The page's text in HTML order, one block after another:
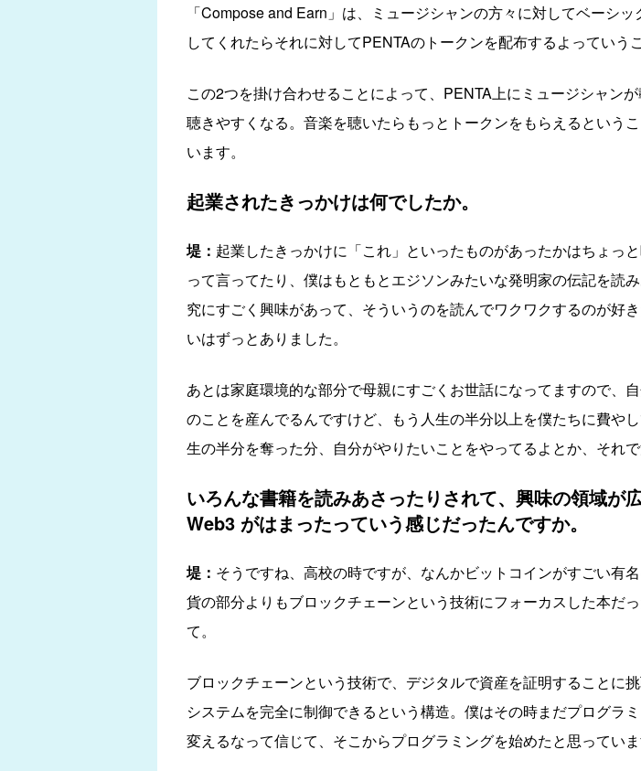
「Compose and Earn」は、ミュージシャンの方々に対してベーシ
してくれたらそれに対してPENTAのトークンを配布するよっていう
この2つを掛け合わせることによって、PENTA上にミュージシャン
聴きやすくなる。音楽を聴いたらもっとトークンをもらえるという
います。
起業されたきっかけは何でしたか。
堤： 起業したきっかけに「これ」といったものがあったかはちょっ
って言ってたり、僕はもともとエジソンみたいな発明家の伝記を読
究にすごく興味があって、そういうのを読んでワクワクするのが好
いはずっとありました。
あとは家庭環境的な部分で母親にすごくお世話になってますので、
のことを産んでるんですけど、もう人生の半分以上を僕たちに費や
生の半分を奪った分、自分がやりたいことをやってるよとか、それ
いろんな書籍を読みあさったりされて、興味の領域が
Web3 がはまったっていう感じだったんですか。
堤： そうですね、高校の時ですが、なんかビットコインがすごい有
貨の部分よりもブロックチェーンという技術にフォーカスした本だ
て。
ブロックチェーンという技術で、デジタルで資産を証明することに
システムを完全に制御できるという構造。僕はその時まだプログラ
変えるなって信じて、そこからプログラミングを始めたと思っていま